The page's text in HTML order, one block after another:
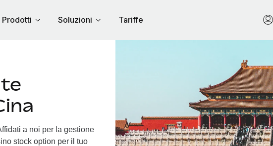
Prodotti Soluzioni Tariffe
a noi per la gestione
stock option per il tuo